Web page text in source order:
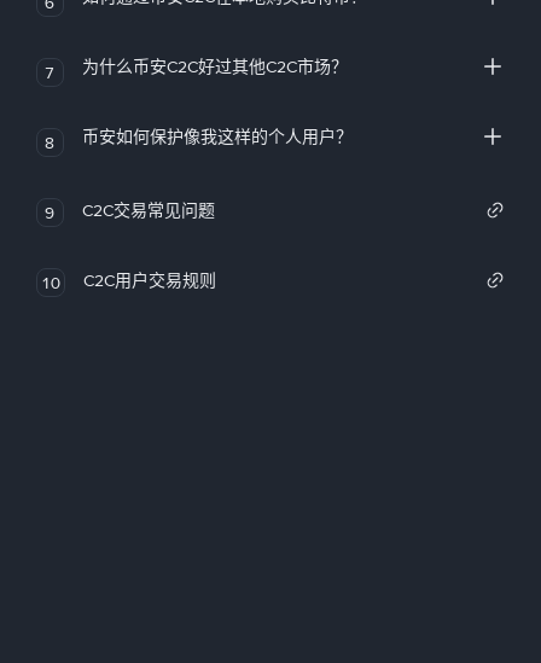
7 为什么币安C2C好过其他C2C市场？
8 币安如何保护像我这样的个人用户？
9 C2C交易常见问题
10 C2C用户交易规则